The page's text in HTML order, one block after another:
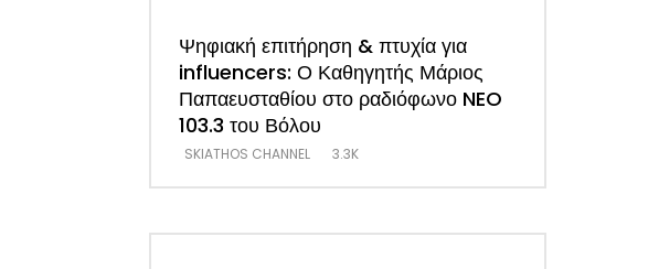
Ψηφιακή επιτήρηση & πτυχία για
influencers: Ο Καθηγητής Μάριος
Παπαευσταθίου στο ραδιόφωνο NEO
103.3 του Βόλου
SKIATHOS CHANNEL 3.3K